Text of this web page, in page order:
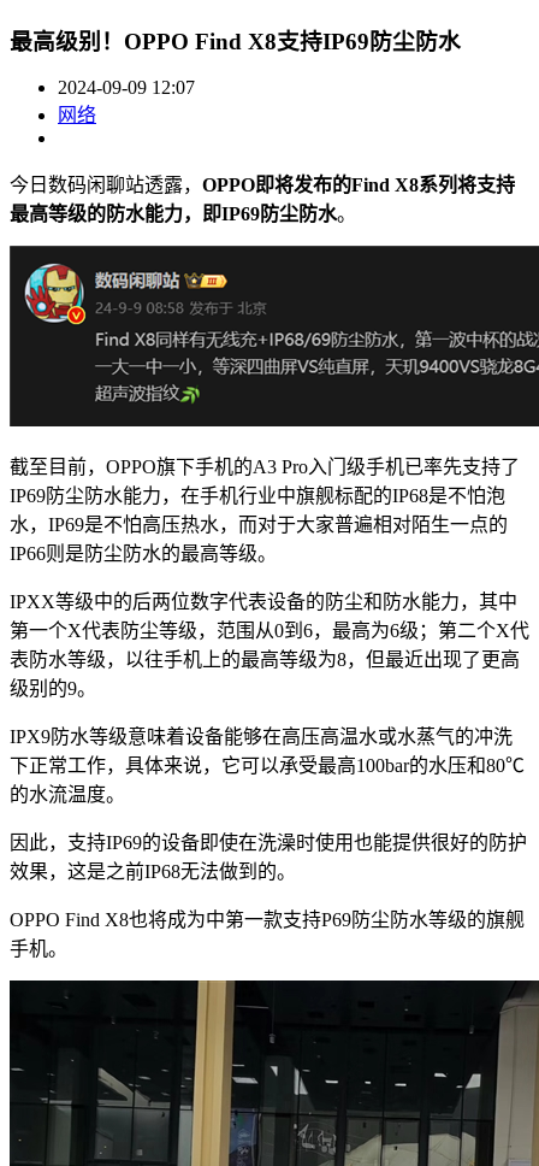
最高级别！OPPO Find X8支持IP69防尘防水
2024-09-09 12:07
网络
今日数码闲聊站透露， OPPO即将发布的Find X8系列将支持
最高等级的防水能力，即IP69防尘防水。
截至目前，OPPO旗下手机的A3 Pro入门级手机已率先支持了
IP69防尘防水能力，在手机行业中旗舰标配的IP68是不怕泡
水，IP69是不怕高压热水，而对于大家普遍相对陌生一点的
IP66则是防尘防水的最高等级。
IPXX等级中的后两位数字代表设备的防尘和防水能力，其中
第一个X代表防尘等级，范围从0到6，最高为6级；第二个X代
表防水等级，以往手机上的最高等级为8，但最近出现了更高
级别的9。
IPX9防水等级意味着设备能够在高压高温水或水蒸气的冲洗
下正常工作，具体来说，它可以承受最高100bar的水压和80℃
的水流温度。
因此，支持IP69的设备即使在洗澡时使用也能提供很好的防护
效果，这是之前IP68无法做到的。
OPPO Find X8也将成为中第一款支持P69防尘防水等级的旗舰
手机。